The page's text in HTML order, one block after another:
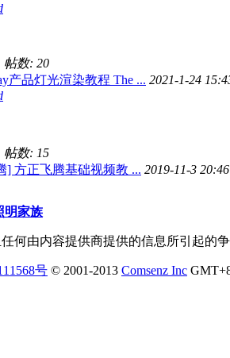
帖数: 20
产品灯光渲染教程 The ... 2021-1-24
帖数: 15
] 方正飞腾基础视频教 ... 2019-11-3
明家族
何由内容提供商提供的信息所引起的
号 © 2001-2013 Comsenz Inc